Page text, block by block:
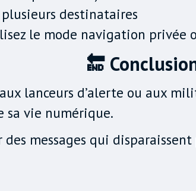
destinataires
le mode navigation privée
🔚
lanceurs d’alerte ou aux
sa vie numérique.
des messages qui